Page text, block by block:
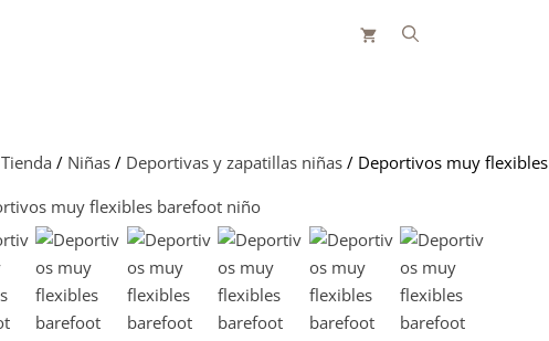
Tienda / Niñas/ Deportivas y zapatillas niñas/ Deportivos muy